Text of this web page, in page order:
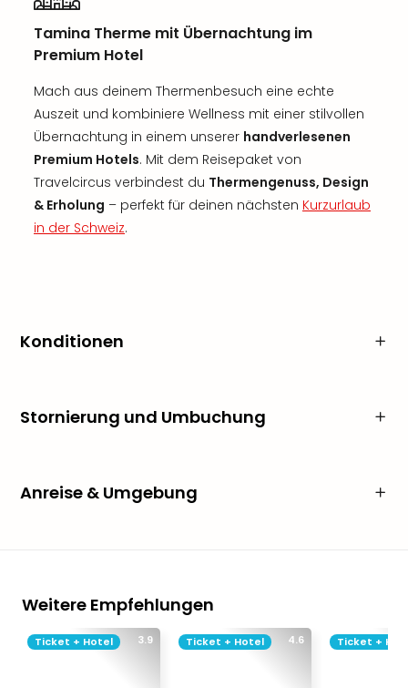
Tamina Therme mit Übernachtung im
Premium Hotel
Mach aus deinem Thermenbesuch eine echte
Auszeit und kombiniere Wellness mit einer stilvollen
Übernachtung in einem unserer handverlesenen
Premium Hotels. Mit dem Reisepaket von
Travelcircus verbindest du Thermengenuss, Design
& Erholung – perfekt für deinen nächsten Kurzurlaub
in der Schweiz.
Konditionen
Stornierung und Umbuchung
Anreise & Umgebung
Weitere Empfehlungen
3.9
Ticket + Hotel 4.6
Ticket + Hotel Ticket +